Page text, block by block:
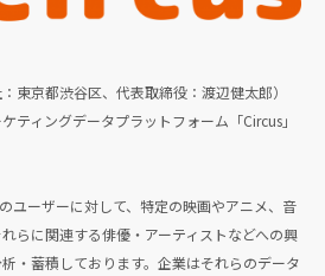
東京都渋谷区、代表取締役：渡辺健太郎）
ティングデータプラットフォーム「Circus」
ユーザーに対して、特定の映画やアニメ、音
らに関連する俳優・アーティストなどへの興
・蓄積しております。企業はそれらのデータ